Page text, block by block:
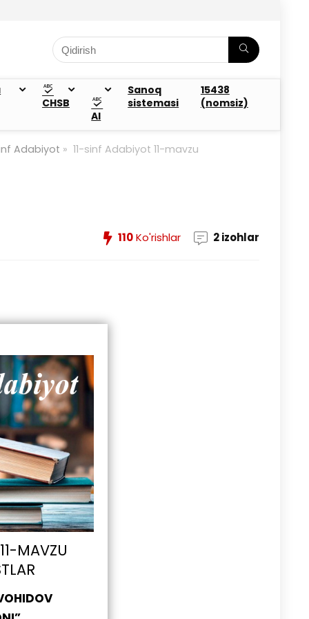
CHSB
AI
Sanoq
sistemasi
15438
(nomsiz)
Adabiyot » 11-sinf Adabiyot 11-mavzu
110Ko'rishlar 2 izohlar
MAVZU